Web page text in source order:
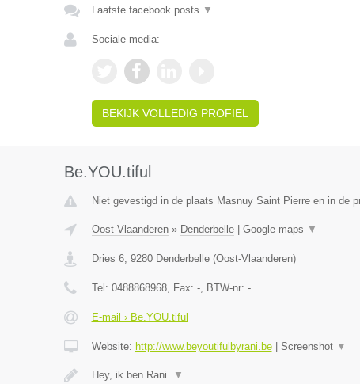
Laatste facebook posts ▼
Sociale media:
BEKIJK VOLLEDIG PROFIEL
Be.YOU.tiful
Niet gevestigd in de plaats Masnuy Saint Pierre en in de
Oost-Vlaanderen» Denderbelle| Google maps ▼
Dries 6, 9280 Denderbelle(Oost-Vlaanderen)
Tel: 0488868968, Fax: -, BTW-nr: -
E-mail › Be.YOU.tiful
Website: http://www.beyoutifulbyrani.be| Screenshot ▼
Hey, ik ben Rani. ▼